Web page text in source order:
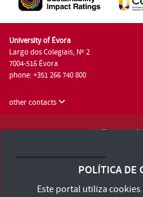
University of Évora
Largo dos Colegiais, Nº 2
7004-516 Évora
phone: +351 266 740 800
other contacts
Terms and
Accessibility
POLÍTICA DE
Este portal utiliza